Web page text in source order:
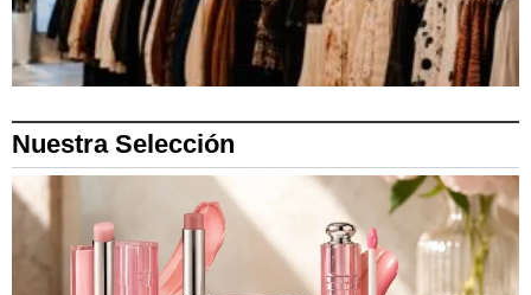
Nuestra Selección